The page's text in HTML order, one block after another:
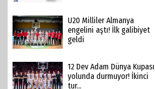
U20 Milliler Almanya
engelini aştı! İlk galibiyet
geldi
12 Dev Adam Dünya Kupası
yolunda durmuyor! İkinci
tur...